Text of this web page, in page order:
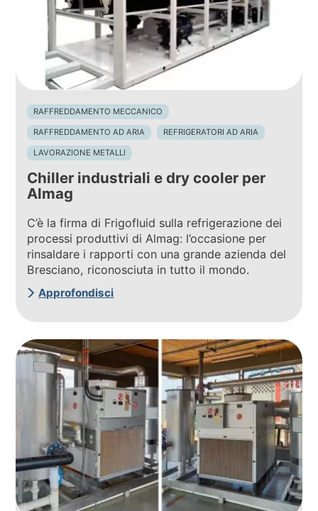
RAFFREDDAMENTO MECCANICO
RAFFREDDAMENTO AD ARIA REFRIGERATORI AD ARIA
LAVORAZIONE METALLI
Chiller industriali e dry cooler per
Almag
C’è la firma di Frigofluid sulla refrigerazione dei
processi produttivi di Almag: l’occasione per
rinsaldare i rapporti con una grande azienda del
Bresciano, riconosciuta in tutto il mondo.
Approfondisci